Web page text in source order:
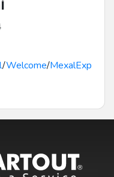
/Welcome/MexalExp